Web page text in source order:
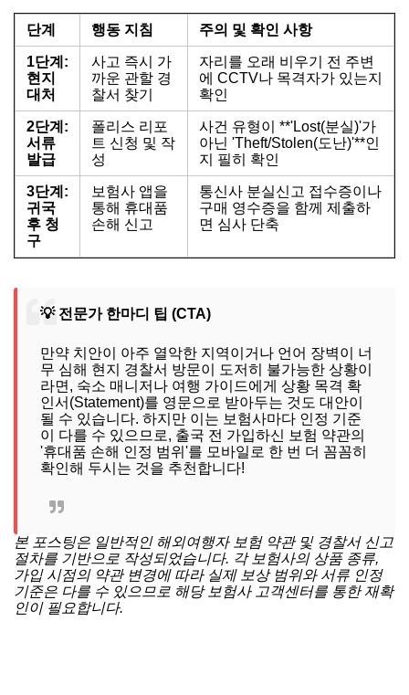
단계 행동 지침 주의 및 확인 사항
1단계:
현지
대처
사고 즉시 가
까운 관할 경
찰서 찾기
자리를 오래 비우기 전 주변
에 CCTV나 목격자가 있는지
확인
2단계:
서류
발급
폴리스 리포
트 신청 및 작
성
사건 유형이 **'Lost(분실)'가
아닌 'Theft/Stolen(도난)'**인
지 필히 확인
3단계:
귀국
후 청
구
보험사 앱을
통해 휴대품
손해 신고
통신사 분실신고 접수증이나
구매 영수증을 함께 제출하
면 심사 단축
💡 전문가 한마디 팁 (CTA)
만약 치안이 아주 열악한 지역이거나 언어 장벽이 너
무 심해 현지 경찰서 방문이 도저히 불가능한 상황이
라면, 숙소 매니저나 여행 가이드에게 상황 목격 확
인서(Statement)를 영문으로 받아두는 것도 대안이
될 수 있습니다. 하지만 이는 보험사마다 인정 기준
이 다를 수 있으므로, 출국 전 가입하신 보험 약관의
'휴대품 손해 인정 범위'를 모바일로 한 번 더 꼼꼼히
확인해 두시는 것을 추천합니다!
본 포스팅은 일반적인 해외여행자 보험 약관 및 경찰서 신고
절차를 기반으로 작성되었습니다. 각 보험사의 상품 종류,
가입 시점의 약관 변경에 따라 실제 보상 범위와 서류 인정
기준은 다를 수 있으므로 해당 보험사 고객센터를 통한 재확
인이 필요합니다.